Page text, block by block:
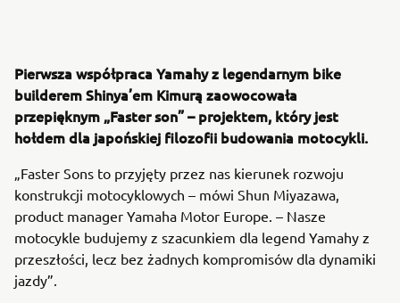
Pierwsza współpraca Yamahy z legendarnym bike
builderem Shinya’em Kimurą zaowocowała
przepięknym „Faster son” – projektem, który jest
hołdem dla japońskiej filozofii budowania motocykli.
„Faster Sons to przyjęty przez nas kierunek rozwoju
konstrukcji motocyklowych – mówi Shun Miyazawa,
product manager Yamaha Motor Europe. – Nasze
motocykle budujemy z szacunkiem dla legend Yamahy z
przeszłości, lecz bez żadnych kompromisów dla dynamiki
jazdy”.